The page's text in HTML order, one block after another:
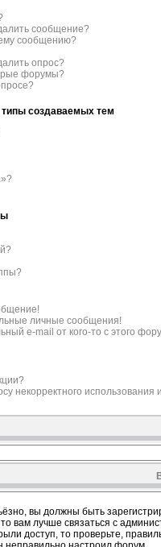
сообщение?
сообщению?
опрос?
форумы?
создаваемых тем
личные сообщения!
e-mail от кого-то с этого
некорректного
вы должны быть
вам лучше связаться с
доступ, то проверьте,